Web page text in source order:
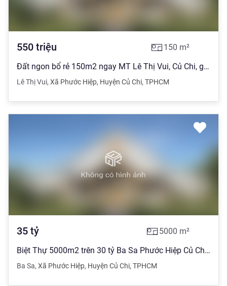
550 triệu 150 m²
Đất ngon bổ rẻ 150m2 ngay MT Lê Thị Vui, Củ Chi, gần chợ, SHR, 550TR
Lê Thị Vui, Xã Phước Hiệp, Huyện Củ Chi, TPHCM
35 tỷ 5000 m²
Biệt Thự 5000m2 trên 30 tỷ Ba Sa Phước Hiệp Củ Chi TPHCM - Bán Gấp
Ba Sa, Xã Phước Hiệp, Huyện Củ Chi, TPHCM